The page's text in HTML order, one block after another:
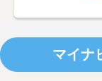
マイナ